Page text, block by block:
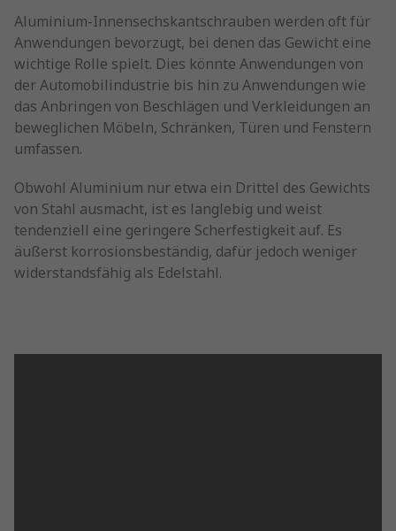
Aluminium-Innensechskantschrauben werden oft für
Anwendungen bevorzugt, bei denen das Gewicht eine
wichtige Rolle spielt. Dies könnte Anwendungen von
der Automobilindustrie bis hin zu Anwendungen wie
das Anbringen von Beschlägen und Verkleidungen an
beweglichen Möbeln, Schränken, Türen und Fenstern
umfassen.
Obwohl Aluminium nur etwa ein Drittel des Gewichts
von Stahl ausmacht, ist es langlebig und weist
tendenziell eine geringere Scherfestigkeit auf. Es
äußerst korrosionsbeständig, dafür jedoch weniger
widerstandsfähig als Edelstahl.